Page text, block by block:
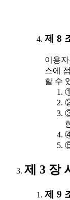
제 8
이용
스에
할 수
제 3 장
제 9